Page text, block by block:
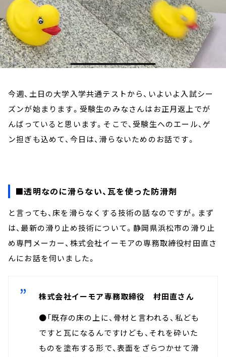
今週、土日の大学入学共通テストから、いよいよ入試シー
ズンが始まります。受験生のみなさんはお正月返上でが
んばっていると思います。そこで、受験生へのエール、ゲ
ン担ぎも込めて、今日は、滑らないためのお話です。
■透明なのに滑らない、瓦を使った防滑剤
と言っても、床を滑らなくする技術の話なのですが。まず
は、最新の滑り止め技術について。静岡県浜松市の滑り止
め専門メーカー、株式会社イーモアの専務取締役村田直さ
んにお話を伺いました。
株式会社イーモア専務取締役 村田直さん
●「既存の床の上に、骨材と言われる、私ども
ですと瓦になるんですけども、それを砕いた
ものを塗布する形で、表面をざらつかせて滑